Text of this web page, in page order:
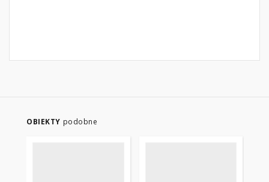
OBIEKTY podobne